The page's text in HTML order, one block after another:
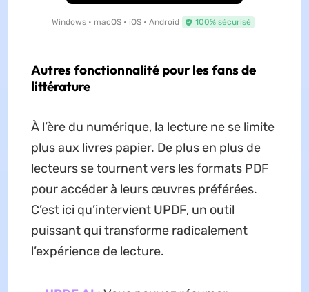
Windows • macOS • iOS • Android 100% sécurisé
Autres fonctionnalité pour les fans de
littérature
À l’ère du numérique, la lecture ne se limite
plus aux livres papier. De plus en plus de
lecteurs se tournent vers les formats PDF
pour accéder à leurs œuvres préférées.
C’est ici qu’intervient UPDF, un outil
puissant qui transforme radicalement
l’expérience de lecture.